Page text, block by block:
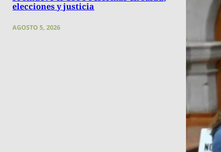
elecciones y justicia
AGOSTO 5, 2026